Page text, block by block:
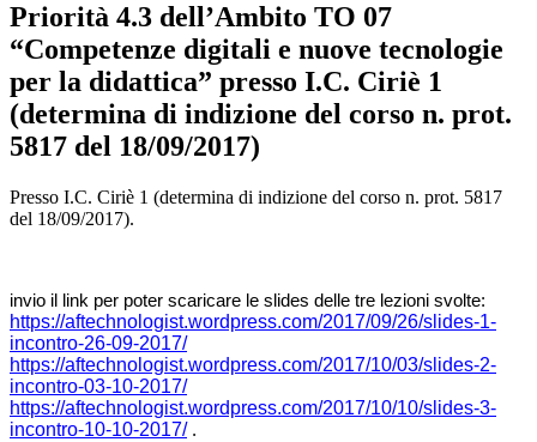
Priorità 4.3 dell’Ambito TO 07
“Competenze digitali e nuove tecnologie
per la didattica” presso I.C. Ciriè 1
(determina di indizione del corso n. prot.
5817 del 18/09/2017)
Presso I.C. Ciriè 1 (determina di indizione del corso n. prot. 5817
del 18/09/2017).
invio il link per poter scaricare le slides delle tre lezioni svolte:
https://aftechnologist.wordpress.com/2017/09/26/slides-1-
incontro-26-09-2017/
https://aftechnologist.wordpress.com/2017/10/03/slides-2-
incontro-03-10-2017/
https://aftechnologist.wordpress.com/2017/10/10/slides-3-
incontro-10-10-2017/ .